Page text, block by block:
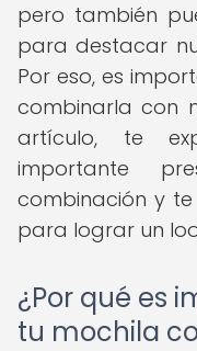
pero también
para destacar
Por eso, es
combinarla con
artículo, te
importante
combinación y
para lograr un
¿Por qué es
tu mochila